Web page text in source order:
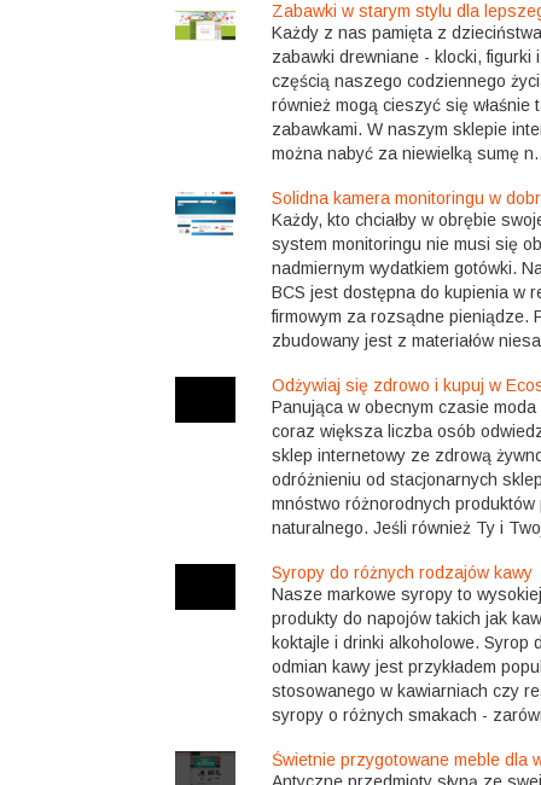
Zabawki w starym stylu dla
Każdy z nas pamięta z
zabawki drewniane - klocki, figurki
częścią naszego codziennego
również mogą cieszyć się właśnie
zabawkami. W naszym sklepie
można nabyć za niewielką sumę
Solidna kamera monitoringu w
Każdy, kto chciałby w obrębie
system monitoringu nie musi się
nadmiernym wydatkiem gotówki.
BCS jest dostępna do kupienia w
firmowym za rozsądne pieniądze.
zbudowany jest z materiałów
Odżywiaj się zdrowo i kupuj w
Panująca w obecnym czasie
coraz większa liczba osób
sklep internetowy ze zdrową
odróżnieniu od stacjonarnych
mnóstwo różnorodnych produktów
naturalnego. Jeśli również Ty i
Syropy do różnych rodzajów kawy
Nasze markowe syropy to
produkty do napojów takich jak
koktajle i drinki alkoholowe. Syrop
odmian kawy jest przykładem
stosowanego w kawiarniach czy
syropy o różnych smakach -
Świetnie przygotowane meble dla